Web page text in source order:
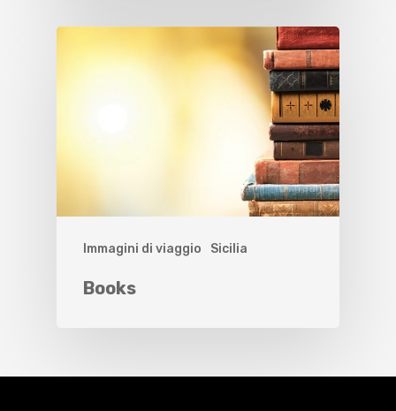
Immagini di viaggio Sicilia
Books